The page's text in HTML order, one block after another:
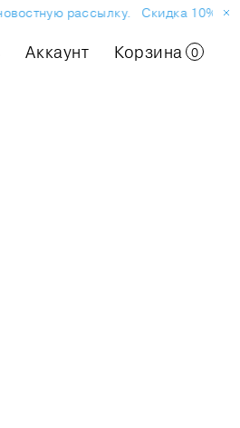
рассылку. Скидка 10% на
Аккаунт Корзина 0